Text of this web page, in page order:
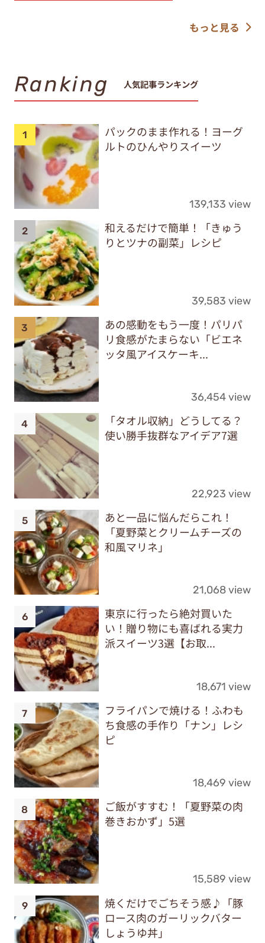
もっと見る
Ranking 人気記事ランキング
パックのまま作れる！ヨーグ
ルトのひんやりスイーツ
139,133 view
和えるだけで簡単！「きゅう
りとツナの副菜」レシピ
39,583 view
あの感動をもう一度！パリパ
リ食感がたまらない「ビエネ
ッタ風アイスケーキ...
36,454 view
「タオル収納」どうしてる？
使い勝手抜群なアイデア7選
22,923 view
あと一品に悩んだらこれ！
「夏野菜とクリームチーズの
和風マリネ」
21,068 view
東京に行ったら絶対買いた
い！贈り物にも喜ばれる実力
派スイーツ3選【お取...
18,671 view
フライパンで焼ける！ふわも
ち食感の手作り「ナン」レシ
ピ
18,469 view
ご飯がすすむ！「夏野菜の肉
巻きおかず」5選
15,589 view
焼くだけでごちそう感♪「豚
ロース肉のガーリックバター
しょうゆ丼」